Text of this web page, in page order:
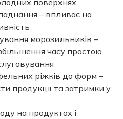
– впливає на
морозильників –
часу простою
ріжків до форм –
продукції та затримки у
на продуктах і